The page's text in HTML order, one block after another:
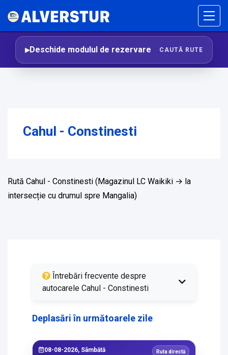
Deschide modulul de rezervare CAUTĂ RUTE
Cahul - Constinesti
Rută Cahul - Constinesti (Magazinul LC Waikiki → la
intersecție cu drumul spre Mangalia)
Întrebări frecvente despre
autocarele Cahul - Constinesti
Deplasări în următoarele zile
08-08-2026, Sâmbătă
Ruta directă